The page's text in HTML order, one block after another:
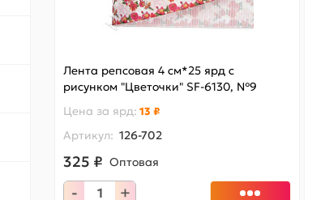
Лента репсовая 4 см*25 ярд с
рисунком "Цветочки" SF-6130, №9
Цена за ярд: 13 ₽
Артикул: 126-702
325 ₽ Оптовая
- +